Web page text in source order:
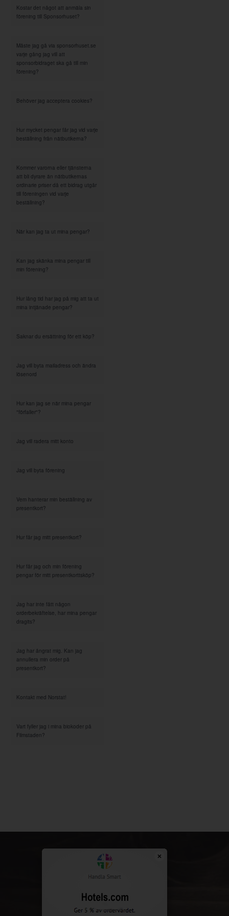
Kostar det något att anmäla sin
förening till Sponsorhuset?
Måste jag gå via sponsorhuset.se
varje gång jag vill att
sponsorbidraget ska gå till min
förening?
Behöver jag acceptera cookies?
Hur mycket pengar får jag vid varje
beställning från nätbutikerna?
Kommer varorna eller tjänsterna
att bli dyrare än nätbutikernas
ordinarie priser då ett bidrag utgår
till föreningen vid varje
beställning?
När kan jag ta ut mina pengar?
Kan jag skänka mina pengar till
min förening?
Hur lång tid har jag på mig att ta ut
mina intjänade pengar?
Saknar du ersättning för ett köp?
Jag vill byta mailadress och ändra
lösenord
Hur kan jag se när mina pengar
"förfaller"?
Jag vill radera mitt konto
Jag vill byta förening
Vem hanterar min beställning av
presentkort?
Hur får jag mitt presentkort?
Hur får jag och min förening
pengar för mitt presentkorttsköp?
Jag har inte fått någon
orderbekräftelse, har mina pengar
dragits?
Jag har ångrat mig. Kan jag
annullera min order på
presentkort?
Kontakt med Norstat!
Vart fyller jag i mina biokoder på
Filmstaden?